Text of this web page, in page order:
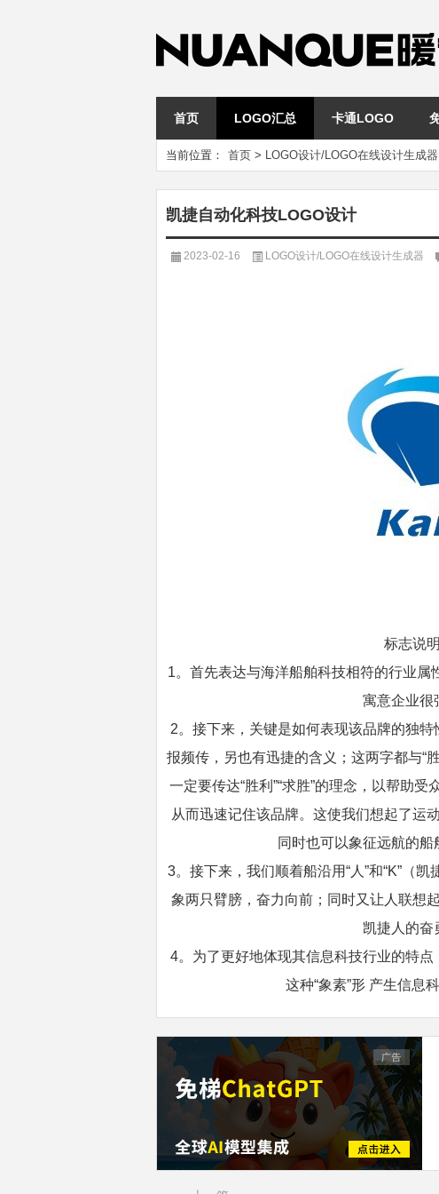
首页 LOGO汇总 卡通LOGO
当前位置： 首页 > LOGO设计/LOGO在线设计生成器
凯捷自动化科技LOGO设计
2023-02-16 LOGO设计/LOGO在线设计生成器
标志说
1。首先表达与海洋船舶科技相符的行业
寓意企业很
2。接下来，关键是如何表现该品牌的独
报频传，另也有迅捷的含义；这两字都与“
一定要传达“胜利”“求胜”的理念，以帮助
从而迅速记住该品牌。这使我们想起了运
同时也可以象征远航的船
3。接下来，我们顺着船沿用“人”和“K”（
象两只臂膀，奋力向前；同时又让人联想
凯捷人的奋
4。为了更好地体现其信息科技行业的特点
这种“象素”形 产生信息